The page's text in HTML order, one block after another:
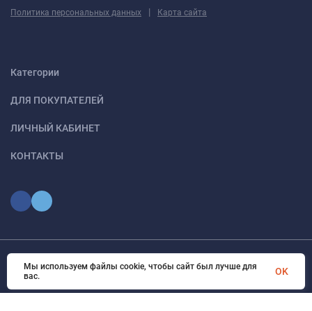
Политика персональных данных | Карта сайта
Категории
ДЛЯ ПОКУПАТЕЛЕЙ
ЛИЧНЫЙ КАБИНЕТ
КОНТАКТЫ
© 2026 optmoskvaa.ru Все права защищены
Мы используем файлы cookie, чтобы сайт был лучше для
вас.
OK